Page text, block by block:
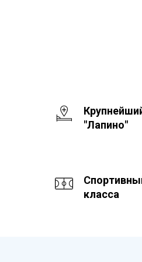
"Лапино"
класса